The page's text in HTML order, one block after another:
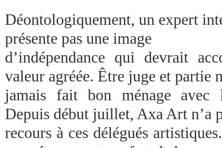
Déontologiquement, un expert
présente pas une image
d’indépendance qui devrait
valeur agréée. Être juge et partie
jamais fait bon ménage avec
Depuis début juillet, Axa Art n’a
recours à ces délégués